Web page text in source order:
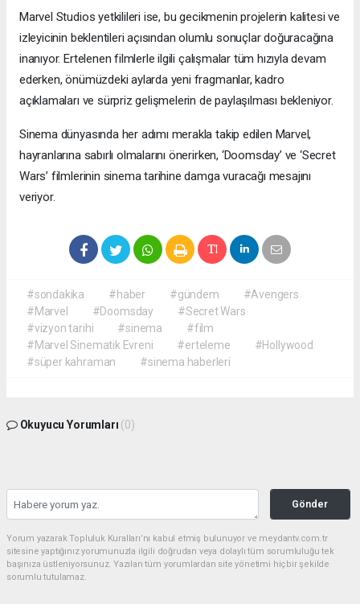
Marvel Studios yetkilileri ise, bu gecikmenin projelerin kalitesi ve
izleyicinin beklentileri açısından olumlu sonuçlar doğuracağına
inanıyor. Ertelenen filmlerle ilgili çalışmalar tüm hızıyla devam
ederken, önümüzdeki aylarda yeni fragmanlar, kadro
açıklamaları ve sürpriz gelişmelerin de paylaşılması bekleniyor.
Sinema dünyasında her adımı merakla takip edilen Marvel,
hayranlarına sabırlı olmalarını önerirken, ‘Doomsday’ ve ‘Secret
Wars’ filmlerinin sinema tarihine damga vuracağı mesajını
veriyor.
#sondakika #haber #gündem
#Avengers
#Marvel
#Doomsday
#Secret Wars
#vizyon tarihi
#sinema
#film
#Marvel Sinematik Evreni
#erteleme
#Hollywood
#süper kahraman
#sinema haberleri
Okuyucu Yorumları (0)
Gönder
Yorum yazarak Topluluk Kuralları’nı kabul etmiş bulunuyor ve meydantv.com.tr
sitesine yaptığınız yorumunuzla ilgili doğrudan veya dolaylı tüm sorumluluğu tek
başınıza üstleniyorsunuz. Yazılan tüm yorumlardan site yönetimi hiçbir şekilde
sorumlu tutulamaz.